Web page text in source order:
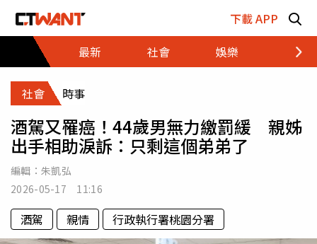
下載 APP
最新
社會 娛樂 財經
社會 時事
酒駕又罹癌！44歲男無力繳罰緩 親姊
出手相助淚訴：只剩這個弟弟了
編輯： 朱凱弘
2026-05-17 11:16
酒駕 親情 行政執行署桃園分署